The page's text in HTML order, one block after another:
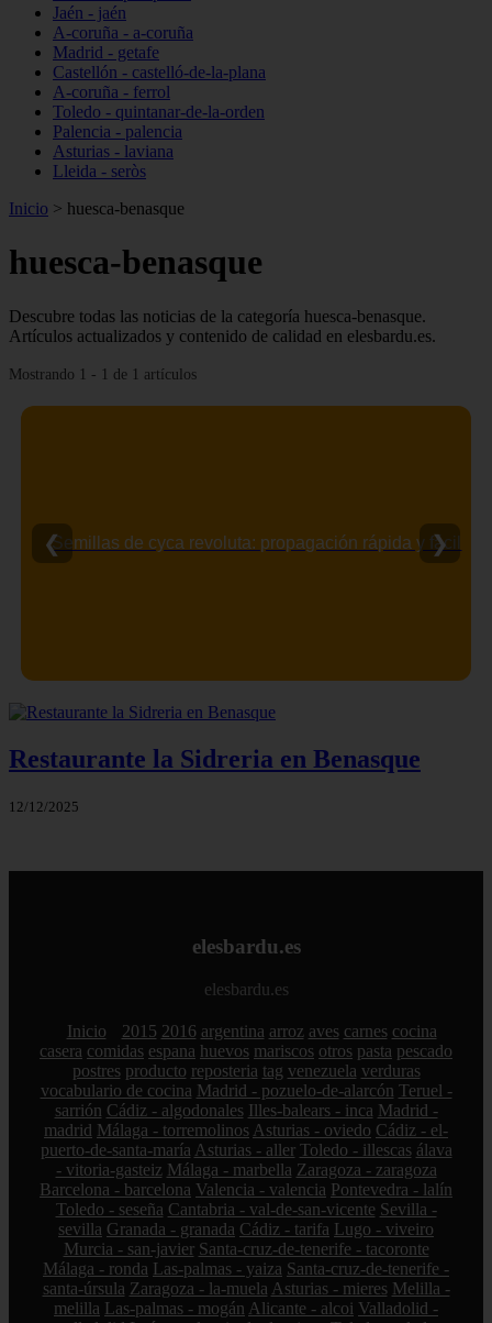
Jaén - jaén
A-coruña - a-coruña
Madrid - getafe
Castellón - castelló-de-la-plana
A-coruña - ferrol
Toledo - quintanar-de-la-orden
Palencia - palencia
Asturias - laviana
Lleida - seròs
Inicio > huesca-benasque
huesca-benasque
Descubre todas las noticias de la categoría huesca-benasque.
Artículos actualizados y contenido de calidad en elesbardu.es.
Mostrando 1 - 1 de 1 artículos
Semillas de cyca revoluta: propagación rápida y fácil
❮ ❯
Restaurante la Sidreria en Benasque
12/12/2025
elesbardu.es
elesbardu.es
Inicio 2015 2016 argentina arroz aves carnes cocina
casera comidas espana huevos mariscos otros pasta pescado
postres producto reposteria tag venezuela verduras
vocabulario de cocina Madrid - pozuelo-de-alarcón Teruel -
sarrión Cádiz - algodonales Illes-balears - inca Madrid -
madrid Málaga - torremolinos Asturias - oviedo Cádiz - el-
puerto-de-santa-maría Asturias - aller Toledo - illescas álava
- vitoria-gasteiz Málaga - marbella Zaragoza - zaragoza
Barcelona - barcelona Valencia - valencia Pontevedra - lalín
Toledo - seseña Cantabria - val-de-san-vicente Sevilla -
sevilla Granada - granada Cádiz - tarifa Lugo - viveiro
Murcia - san-javier Santa-cruz-de-tenerife - tacoronte
Málaga - ronda Las-palmas - yaiza Santa-cruz-de-tenerife -
santa-úrsula Zaragoza - la-muela Asturias - mieres Melilla -
melilla Las-palmas - mogán Alicante - alcoi Valladolid -